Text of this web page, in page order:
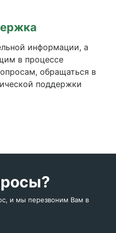
информации, а
в процессе
обращаться в
поддержки
и мы перезвоним Вам в